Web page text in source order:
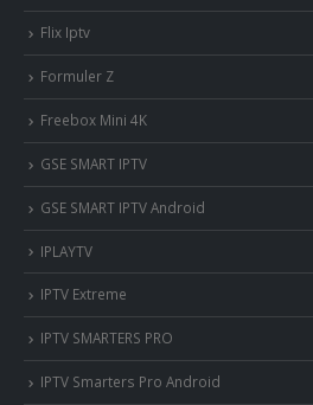
Flix Iptv
Formuler Z
Freebox Mini 4K
‎GSE SMART IPTV
GSE SMART IPTV Android
IPLAYTV
IPTV Extreme
IPTV SMARTERS PRO
IPTV Smarters Pro Android